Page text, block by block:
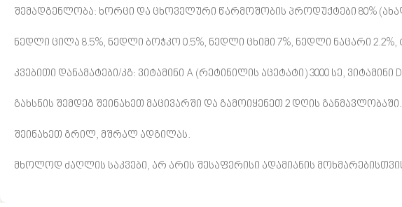
შემადგენლობა: ხორცი და ცხოველური წარმოშობის პროდუქტები 80%
ნედლი ცილა 8.5%, ნედლი ბოჭკო 0.5%, ნედლი ცხიმი 7%, ნედლი ნაცარი 2.2%,
კვებითი დანამატები/კგ: ვიტამინი A (რეტინილის აცეტატი) 3000 სე,
გახსნის შემდეგ შეინახეთ მაცივარში და გამოიყენეთ 2 დღის
შეინახეთ გრილ, მშრალ ადგილას.
მხოლოდ ძაღლის საკვები, არ არის შესაფერისი ადამიანის